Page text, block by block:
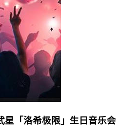
星「洛希极限」生日音乐会